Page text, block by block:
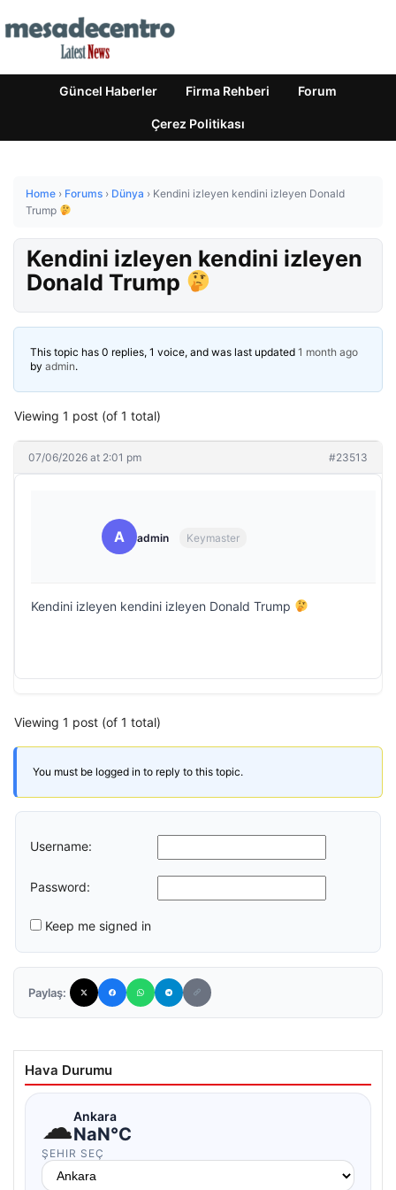
Güncel Haberler Firma Rehberi Forum
Çerez Politikası
Home › Forums › Dünya › Kendini izleyen kendini izleyen Donald
Trump
Kendini izleyen kendini izleyen
Donald Trump
This topic has 0 replies, 1 voice, and was last updated 1 month ago
by admin.
Viewing 1 post (of 1 total)
07/06/2026 at 2:01 pm #23513
A admin Keymaster
Kendini izleyen kendini izleyen Donald Trump
Viewing 1 post (of 1 total)
You must be logged in to reply to this topic.
Username:
Password:
Keep me signed in
Paylaş:
Hava Durumu
☁Ankara
NaN°C
ŞEHIR SEÇ